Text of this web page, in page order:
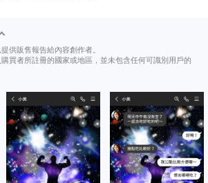
供販售報告給內容創作者。
買者所註冊的國家或地區，並未包含任何可識別用戶的